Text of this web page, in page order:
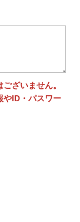
ざいません。
やID・パスワー